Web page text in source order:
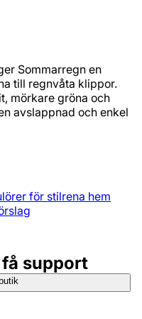
Sommarregn en
till regnvåta klippor.
mörkare gröna och
avslappnad och enkel
för stilrena hem
support